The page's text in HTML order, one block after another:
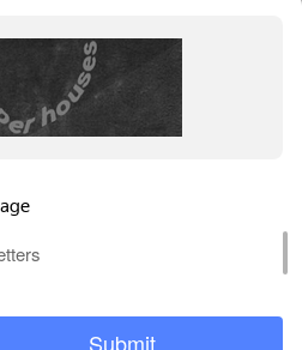
- 2026 Оборудование для
канализации